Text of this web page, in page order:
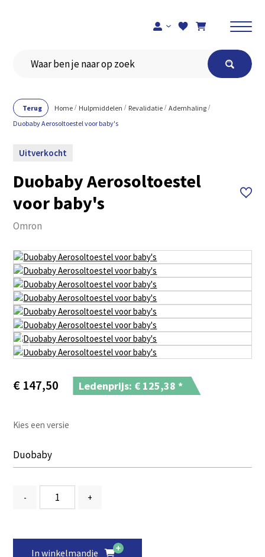
Terug Home Hulpmiddelen Revalidatie
Ademhaling
Duobaby Aerosoltoestel voor baby's
Uitverkocht
Duobaby Aerosoltoestel
voor baby's
Omron
€ 147,50 Ledenprijs: € 125,38 *
Kies een versie
- +
In winkelmandje